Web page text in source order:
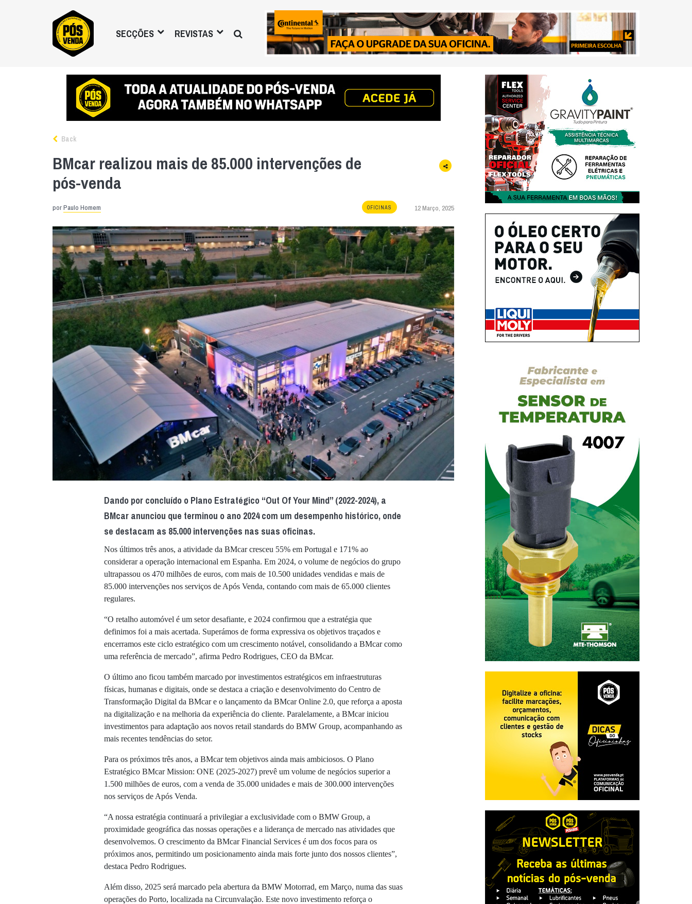
SECÇÕES REVISTAS
Back
BMcar realizou mais de 85.000 intervenções de
pós-venda
porPaulo Homem OFICINAS 12 Março, 2025
Dando por concluído o Plano Estratégico “Out Of Your Mind” (2022-2024), a
BMcar anunciou que terminou o ano 2024 com um desempenho histórico, onde
se destacam as 85.000 intervenções nas suas oficinas.
Nos últimos três anos, a atividade da BMcar cresceu 55% em Portugal e 171% ao
considerar a operação internacional em Espanha. Em 2024, o volume de negócios do grupo
ultrapassou os 470 milhões de euros, com mais de 10.500 unidades vendidas e mais de
85.000 intervenções nos serviços de Após Venda, contando com mais de 65.000 clientes
regulares.
“O retalho automóvel é um setor desafiante, e 2024 confirmou que a estratégia que
definimos foi a mais acertada. Superámos de forma expressiva os objetivos traçados e
encerramos este ciclo estratégico com um crescimento notável, consolidando a BMcar como
uma referência de mercado”, afirma Pedro Rodrigues, CEO da BMcar.
O último ano ficou também marcado por investimentos estratégicos em infraestruturas
físicas, humanas e digitais, onde se destaca a criação e desenvolvimento do Centro de
Transformação Digital da BMcar e o lançamento da BMcar Online 2.0, que reforça a aposta
na digitalização e na melhoria da experiência do cliente. Paralelamente, a BMcar iniciou
investimentos para adaptação aos novos retail standards do BMW Group, acompanhando as
mais recentes tendências do setor.
Para os próximos três anos, a BMcar tem objetivos ainda mais ambiciosos. O Plano
Estratégico BMcar Mission: ONE (2025-2027) prevê um volume de negócios superior a
1.500 milhões de euros, com a venda de 35.000 unidades e mais de 300.000 intervenções
nos serviços de Após Venda.
“A nossa estratégia continuará a privilegiar a exclusividade com o BMW Group, a
proximidade geográfica das nossas operações e a liderança de mercado nas atividades que
desenvolvemos. O crescimento da BMcar Financial Services é um dos focos para os
próximos anos, permitindo um posicionamento ainda mais forte junto dos nossos clientes”,
destaca Pedro Rodrigues.
Além disso, 2025 será marcado pela abertura da BMW Motorrad, em Março, numa das suas
operações do Porto, localizada na Circunvalação. Este novo investimento reforça o